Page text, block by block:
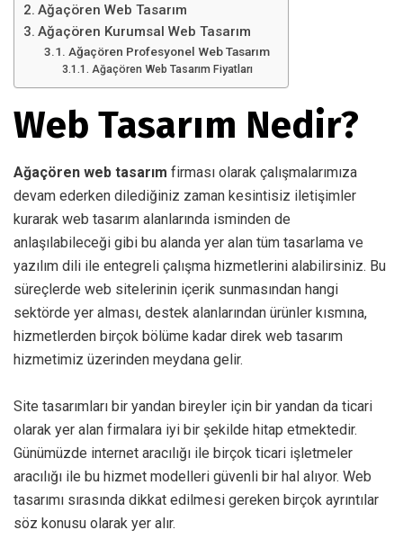
Ağaçören Web Tasarım
Ağaçören Kurumsal Web Tasarım
Ağaçören Profesyonel Web Tasarım
Ağaçören Web Tasarım Fiyatları
Web Tasarım Nedir?
Ağaçören web tasarım firması olarak çalışmalarımıza
devam ederken dilediğiniz zaman kesintisiz iletişimler
kurarak web tasarım alanlarında isminden de
anlaşılabileceği gibi bu alanda yer alan tüm tasarlama ve
yazılım dili ile entegreli çalışma hizmetlerini alabilirsiniz. Bu
süreçlerde web sitelerinin içerik sunmasından hangi
sektörde yer alması, destek alanlarından ürünler kısmına,
hizmetlerden birçok bölüme kadar direk web tasarım
hizmetimiz üzerinden meydana gelir.
Site tasarımları bir yandan bireyler için bir yandan da ticari
olarak yer alan firmalara iyi bir şekilde hitap etmektedir.
Günümüzde internet aracılığı ile birçok ticari işletmeler
aracılığı ile bu hizmet modelleri güvenli bir hal alıyor. Web
tasarımı sırasında dikkat edilmesi gereken birçok ayrıntılar
söz konusu olarak yer alır.